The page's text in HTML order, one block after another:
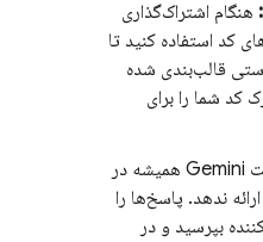
هنگام اشتراک‌گذاری
کد استفاده کنید تا
قالب‌بندی شده
کد شما را برای
Gemini همیشه در
ندهد. پاسخ‌ها را
بپرسید و در